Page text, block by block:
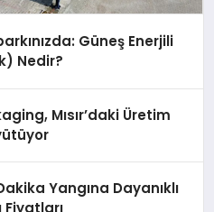
Güneş Enerjili
Nedir?
Mısır’daki Üretim
Yangına Dayanıklı
Fiyatları